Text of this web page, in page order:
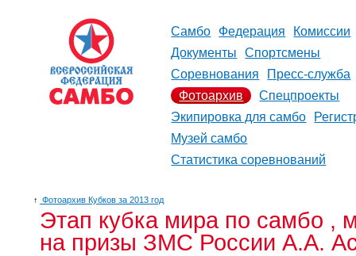
Самбо Федерация
Комиссии
Документы
Спортсмены
Соревнования
Пресс-служба
Фотоархив
Спецпроекты
Экипировка для самбо
Музей самбо
Статистика соревнований
↑ Фотоархив Кубков за 2013 год
Этап кубка мира по самбо ,
на призы ЗМС России А.А.